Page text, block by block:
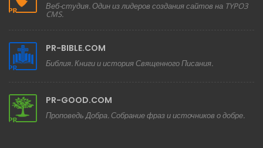
Веб-студия. Один из лидеров создания сайтов на TYPO3
CMS.
PR-BIBLE.COM
Библия. Книги и история Священного Писания.
PR-GOOD.COM
Проповедь Добра. Собрание фраз и источников о добре.